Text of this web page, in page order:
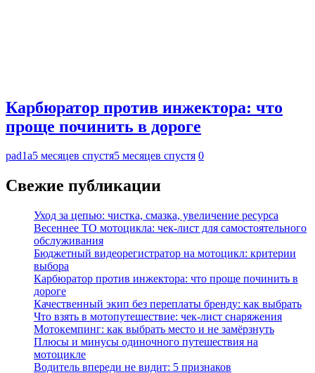
Карбюратор против инжектора: что
проще починить в дороге
pad1a5 месяцев спустя5 месяцев спустя 0
Свежие публикации
Уход за цепью: чистка, смазка, увеличение ресурса
Весеннее ТО мотоцикла: чек-лист для самостоятельного
обслуживания
Бюджетный видеорегистратор на мотоцикл: критерии
выбора
Карбюратор против инжектора: что проще починить в
дороге
Качественный экип без переплаты бренду: как выбрать
Что взять в мотопутешествие: чек-лист снаряжения
Мотокемпинг: как выбрать место и не замёрзнуть
Плюсы и минусы одиночного путешествия на
мотоцикле
Водитель впереди не видит: 5 признаков